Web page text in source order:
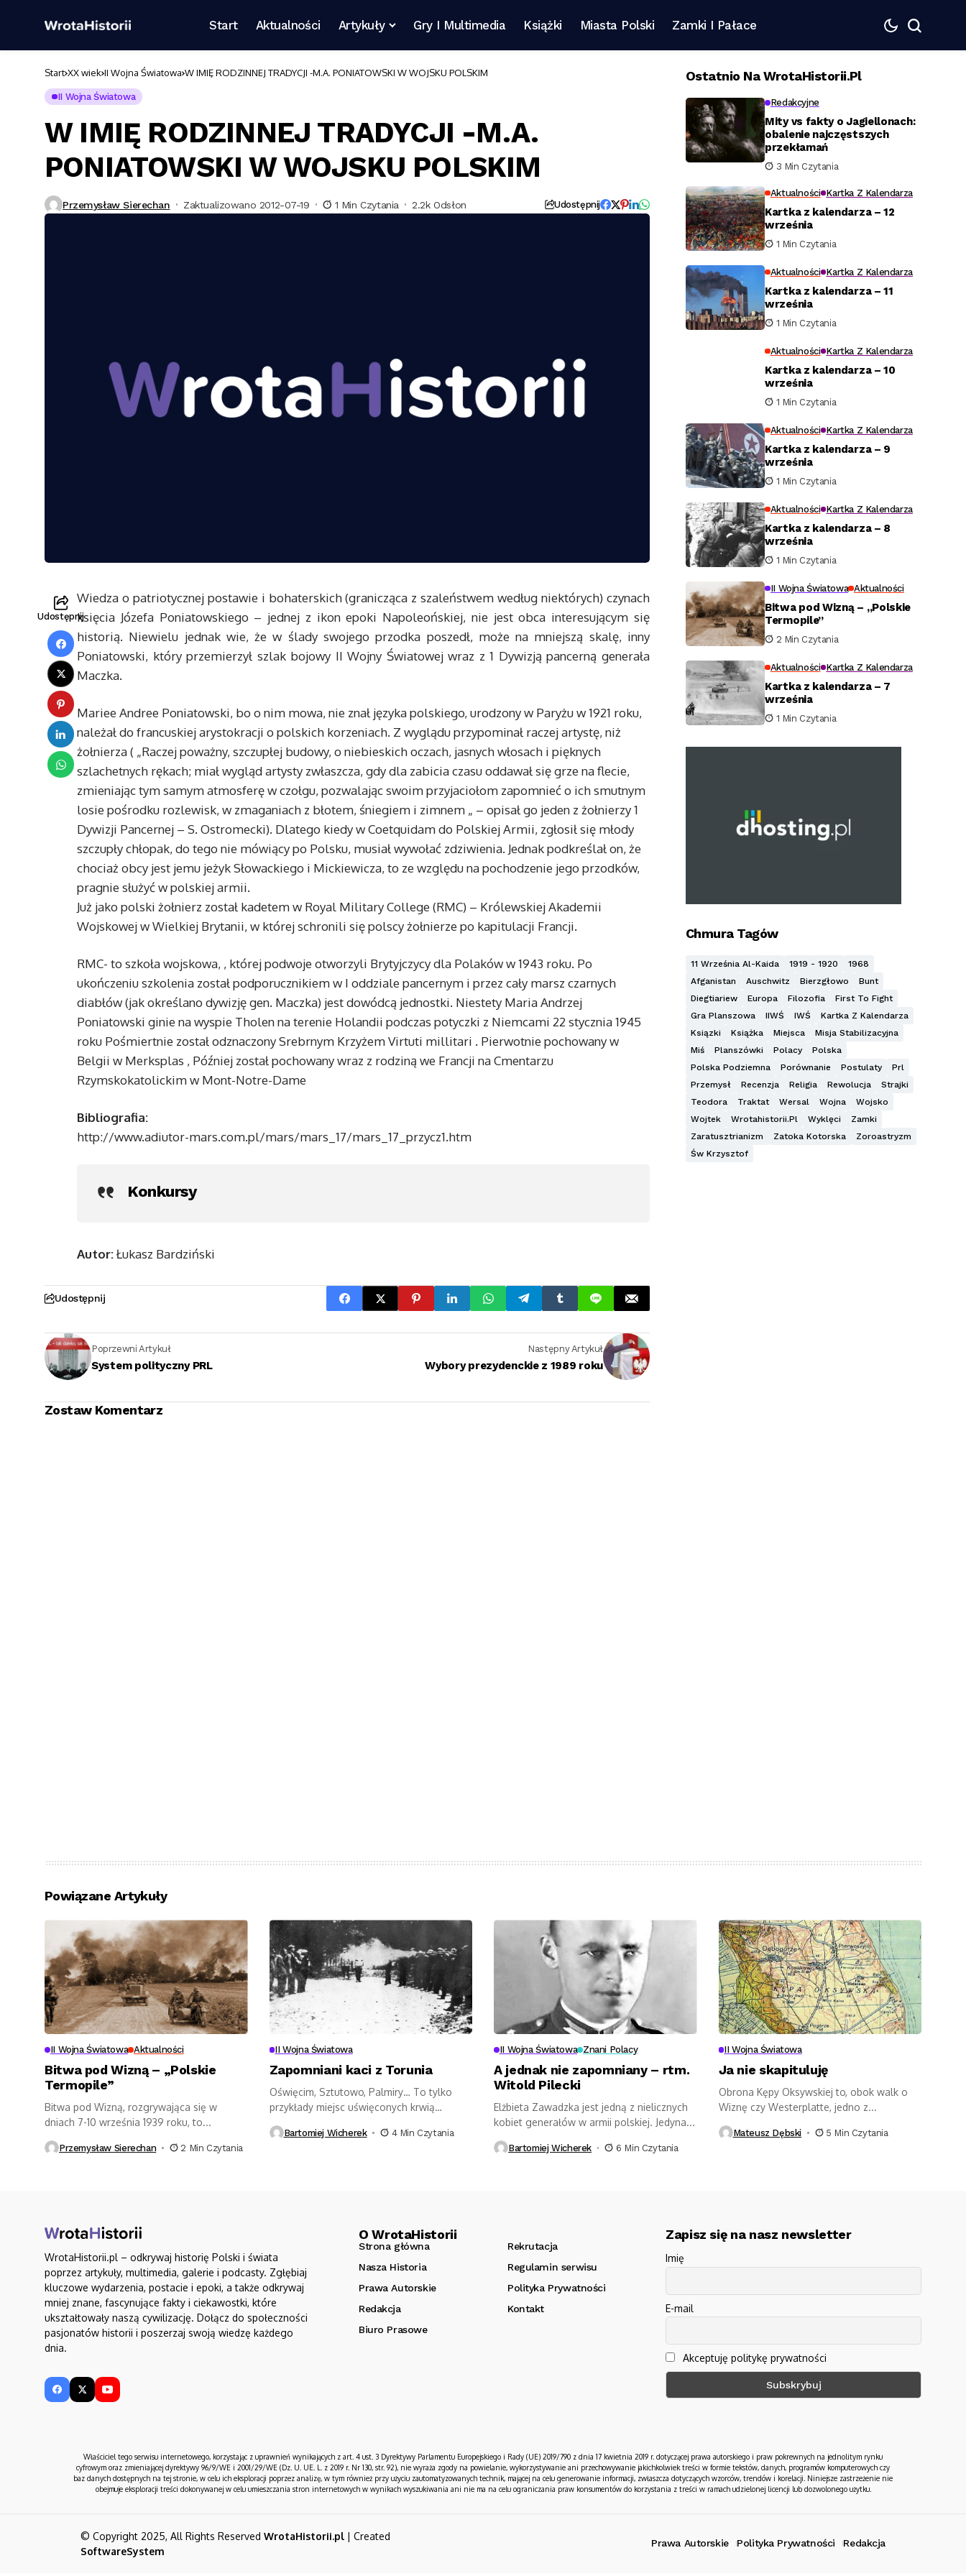
Start Aktualności Artykuły Gry I Multimedia Książki Miasta Polski Zamki I Pałace
Start XX wiek II Wojna Światowa W IMIĘ RODZINNEJ TRADYCJI -M.A. PONIATOWSKI W WOJSKU POLSKIM
II Wojna Światowa
W IMIĘ RODZINNEJ TRADYCJI -M.A.
PONIATOWSKI W WOJSKU POLSKIM
Przemysław Sierechan Zaktualizowano 2012-07-19 1 Min Czytania 2.2k Odsłon Udostępnij
Udostępnij
Wiedza o patriotycznej postawie i bohaterskich (granicząca z szaleństwem według niektórych) czynach
księcia Józefa Poniatowskiego – jednej z ikon epoki Napoleońskiej, nie jest obca interesującym się
historią. Niewielu jednak wie, że w ślady swojego przodka poszedł, może na mniejszą skalę, inny
Poniatowski, który przemierzył szlak bojowy II Wojny Światowej wraz z 1 Dywizją pancerną generała
Maczka.
Mariee Andree Poniatowski, bo o nim mowa, nie znał języka polskiego, urodzony w Paryżu w 1921 roku,
należał do francuskiej arystokracji o polskich korzeniach. Z wyglądu przypominał raczej artystę, niż
żołnierza ( „Raczej poważny, szczupłej budowy, o niebieskich oczach, jasnych włosach i pięknych
szlachetnych rękach; miał wygląd artysty zwłaszcza, gdy dla zabicia czasu oddawał się grze na flecie,
zmieniając tym samym atmosferę w czołgu, pozwalając swoim przyjaciołom zapomnieć o ich smutnym
losie pośrodku rozlewisk, w zmaganiach z błotem, śniegiem i zimnem „ – opisał go jeden z żołnierzy 1
Dywizji Pancernej – S. Ostromecki). Dlatego kiedy w Coetquidam do Polskiej Armii, zgłosił się młody
szczupły chłopak, do tego nie mówiący po Polsku, musiał wywołać zdziwienia. Jednak podkreślał on, że
chociaż obcy jest jemu jeżyk Słowackiego i Mickiewicza, to ze względu na pochodzenie jego przodków,
pragnie służyć w polskiej armii.
Już jako polski żołnierz został kadetem w Royal Military College (RMC) – Królewskiej Akademii
Wojskowej w Wielkiej Brytanii, w której schronili się polscy żołnierze po kapitulacji Francji.
RMC- to szkoła wojskowa, , której podwoje otworzyli Brytyjczycy dla Polaków w 1943 roku. Po
ukończeniu szkolenia został podporucznikiem w I oddziale pancernym i przez cały marsz czarnych
diabłów (jak określano dywizję gen. Maczka) jest dowódcą jednostki. Niestety Maria Andrzej
Poniatowski ginie na wyspie Tholen na terenie Holandii podczas potyczki z Niemcami 22 stycznia 1945
roku Pośmiertnie został odznaczony Srebrnym Krzyżem Virtuti millitari . Pierwotnie pochowany w
Belgii w Merksplas , Później został pochowany wraz z rodziną we Francji na Cmentarzu
Rzymskokatolickim w Mont-Notre-Dame
Bibliografia:
http://www.adiutor-mars.com.pl/mars/mars_17/mars_17_przycz1.htm
Konkursy
Autor:Łukasz Bardziński
Udostępnij
Poprzewni Artykuł
System polityczny PRL
Następny Artykuł
Wybory prezydenckie z 1989 roku
Zostaw Komentarz
Ostatnio Na WrotaHistorii.pl
Redakcyjne
Mity vs fakty o Jagiellonach:
obalenie najczęstszych
przekłamań
3 Min Czytania
Aktualności Kartka Z Kalendarza
Kartka z kalendarza – 12
września
1 Min Czytania
Aktualności Kartka Z Kalendarza
Kartka z kalendarza – 11
września
1 Min Czytania
Aktualności Kartka Z Kalendarza
Kartka z kalendarza – 10
września
1 Min Czytania
Aktualności Kartka Z Kalendarza
Kartka z kalendarza – 9
września
1 Min Czytania
Aktualności Kartka Z Kalendarza
Kartka z kalendarza – 8
września
1 Min Czytania
II Wojna Światowa Aktualności
Bitwa pod Wizną – „Polskie
Termopile”
2 Min Czytania
Aktualności Kartka Z Kalendarza
Kartka z kalendarza – 7
września
1 Min Czytania
Chmura Tagów
11 Września Al-Kaida 1919 - 1920
1968
Afganistan
Auschwitz Bierzgłowo
Bunt
Diegtiariew
Europa Filozofia
First To Fight
Gra Planszowa
IIWŚ IWŚ
Kartka Z Kalendarza
Ksiązki
Książka Miejsca
Misja Stabilizacyjna
Miś
Planszówki Polacy
Polska
Polska Podziemna
Porównanie Postulaty
Prl
Przemysł
Recenzja Religia Rewolucja
Strajki
Teodora
Traktat Wersal Wojna
Wojsko
Wojtek
Wrotahistorii.pl Wyklęci
Zamki
Zaratusztrianizm
Zatoka Kotorska
Zoroastryzm
Św Krzysztof
Powiązane Artykuły
II Wojna Światowa Aktualności
Bitwa pod Wizną – „Polskie
Termopile”
Bitwa pod Wizną, rozgrywająca się w
dniach 7-10 września 1939 roku, to...
Przemysław Sierechan 2 Min Czytania
II Wojna Światowa
Zapomniani kaci z Torunia
Oświęcim, Sztutowo, Palmiry… To tylko
przykłady miejsc uświęconych krwią
Bartomiej Wicherek 4 Min Czytania
II Wojna Światowa Znani Polacy
A jednak nie zapomniany – rtm.
Witold Pilecki
Elżbieta Zawadzka jest jedną z nielicznych
kobiet generałów w armii polskiej. Jedyna...
Bartomiej Wicherek 6 Min Czytania
II Wojna Światowa
Ja nie skapituluję
Obrona Kępy Oksywskiej to, obok walk o
Wiznę czy Westerplatte, jedno z...
Mateusz Dębski 5 Min Czytania
WrotaHistorii.pl – odkrywaj historię Polski i świata
poprzez artykuły, multimedia, galerie i podcasty. Zgłębiaj
kluczowe wydarzenia, postacie i epoki, a także odkrywaj
mniej znane, fascynujące fakty i ciekawostki, które
ukształtowały naszą cywilizację. Dołącz do społeczności
pasjonatów historii i poszerzaj swoją wiedzę każdego
dnia.
O WrotaHistorii
Strona główna
Rekrutacja
Nasza Historia
Regulamin serwisu
Prawa Autorskie
Polityka Prywatności
Redakcja
Kontakt
Biuro Prasowe
Zapisz się na nasz newsletter
Imię
E-mail
Akceptuję politykę prywatności
Właściciel tego serwisu internetowego, korzystając z uprawnień wynikających z art. 4 ust. 3 Dyrektywy Parlamentu Europejskiego i Rady (UE) 2019/790 z dnia 17 kwietnia 2019 r. dotyczącej prawa autorskiego i praw pokrewnych na jednolitym rynku
cyfrowym oraz zmieniającej dyrektywy 96/9/WE i 2001/29/WE (Dz. U. UE. L. z 2019 r. Nr 130, str. 92), nie wyraża zgody na powielanie, wykorzystywanie ani przechowywanie jakichkolwiek treści w formie tekstów, danych, programów komputerowych czy
baz danych dostępnych na tej stronie, w celu ich eksploracji poprzez analizę, w tym również przy użyciu zautomatyzowanych technik, mającej na celu generowanie informacji, zwłaszcza dotyczących wzorców, trendów i korelacji. Niniejsze zastrzeżenie nie
obejmuje eksploracji treści dokonywanej w celu umieszczania stron internetowych w wynikach wyszukiwania ani nie ma na celu ograniczania praw konsumentów do korzystania z treści w ramach udzielonej licencji lub dozwolonego użytku.
© Copyright 2025, All Rights Reserved WrotaHistorii.pl | Created
SoftwareSystem
Prawa Autorskie Polityka Prywatności Redakcja